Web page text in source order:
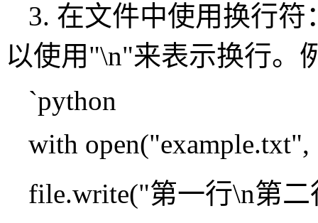
3. 在文件中使用换行
以使用"\n"来表示换行。
`python
with
file.write("第一行\n第